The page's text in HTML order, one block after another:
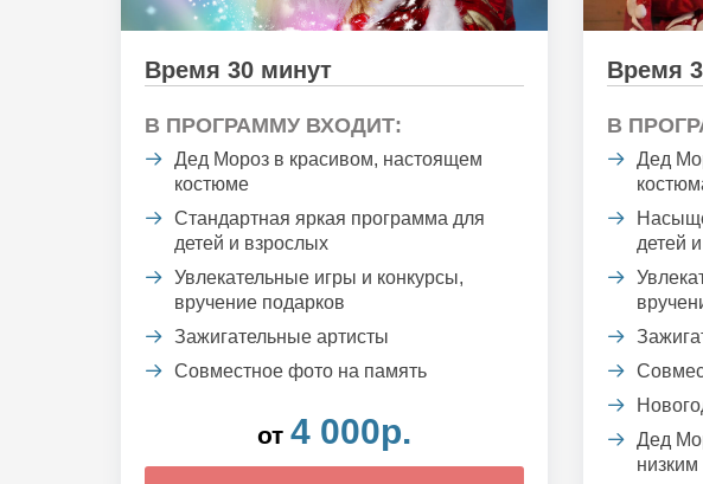
Время 30 минут
В ПРОГРАММУ ВХОДИТ:
Дед Мороз в красивом, настоящем
костюме
Стандартная яркая программа для
детей и взрослых
Увлекательные игры и конкурсы,
вручение подарков
Зажигательные артисты
Совместное фото на память
от 4 000р.
Время
В
Дед
детей
Дед
низким